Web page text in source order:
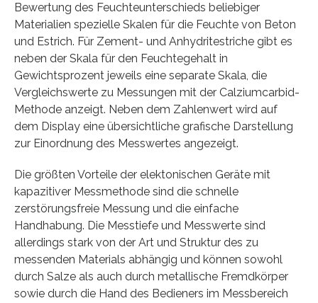
Bewertung des Feuchteunterschieds beliebiger
Materialien spezielle Skalen für die Feuchte von Beton
und Estrich. Für Zement- und Anhydritestriche gibt es
neben der Skala für den Feuchtegehalt in
Gewichtsprozent jeweils eine separate Skala, die
Vergleichswerte zu Messungen mit der Calziumcarbid-
Methode anzeigt. Neben dem Zahlenwert wird auf
dem Display eine übersichtliche grafische Darstellung
zur Einordnung des Messwertes angezeigt.
Die größten Vorteile der elektonischen Geräte mit
kapazitiver Messmethode sind die schnelle
zerstörungsfreie Messung und die einfache
Handhabung. Die Messtiefe und Messwerte sind
allerdings stark von der Art und Struktur des zu
messenden Materials abhängig und können sowohl
durch Salze als auch durch metallische Fremdkörper
sowie durch die Hand des Bedieners im Messbereich